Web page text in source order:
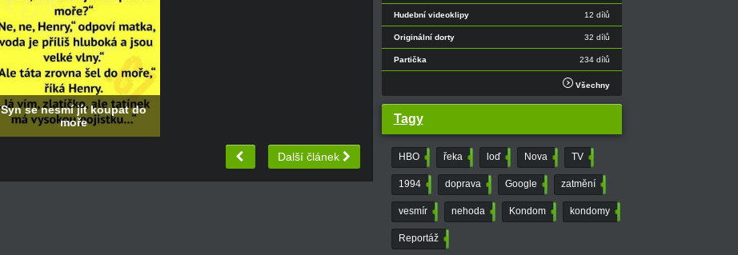
Syn se nesmí jít koupat do
moře
Další článek
Hudební videoklipy 12 dílů
Originální dorty 32 dílů
Partička 234 dílů
Všechny
Tagy
HBO řeka loď Nova TV
1994 doprava Google zatmění
vesmír nehoda Kondom kondomy
Reportáž